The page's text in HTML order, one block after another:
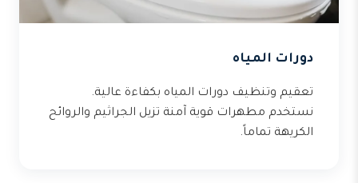
دورات المياه
تعقيم وتنظيف دورات المياه بكفاءة عالية.
نستخدم مطهرات قوية آمنة تزيل الجراثيم والروائح
الكريهة تماماً.